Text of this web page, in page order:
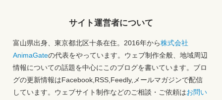
サイト運営者について
富山県出身、東京都北区十条在住。2016年から株式会社
AnimaGateの代表をやっています。ウェブ制作全般、地域周辺
情報についての話題を中心にこのブログを書いています。ブロ
グの更新情報はFacebook,RSS,Feedly,メールマガジンで配信
しています。ウェブサイト制作などのご相談・ご依頼はお問い